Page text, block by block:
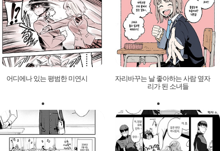
어디에나 있는 평범한 미연시
자리바꾸는 날 좋아하는 사람 옆자
리가 된 소녀들